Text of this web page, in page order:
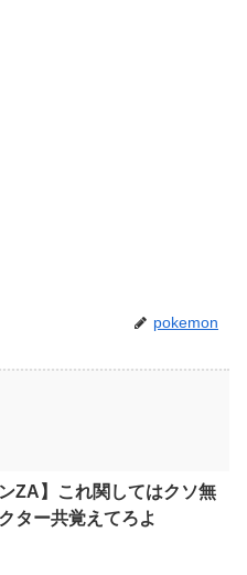
pokemon
ンZA】これ関してはクソ無
ター共覚えてろよ